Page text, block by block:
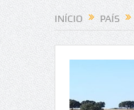
NOTÍCIAS
INÍCIO PAÍS